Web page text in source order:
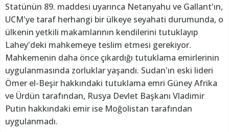
Statünün 89. maddesi uyarınca Netanyahu ve Gallant'ın,
UCM'ye taraf herhangi bir ülkeye seyahati durumunda, o
ülkenin yetkili makamlarının kendilerini tutuklayıp
Lahey'deki mahkemeye teslim etmesi gerekiyor.
Mahkemenin daha önce çıkardığı tutuklama emirlerinin
uygulanmasında zorluklar yaşandı. Sudan'ın eski lideri
Ömer el-Beşir hakkındaki tutuklama emri Güney Afrika
ve Ürdün tarafından, Rusya Devlet Başkanı Vladimir
Putin hakkındaki emir ise Moğolistan tarafından
uygulanmadı.